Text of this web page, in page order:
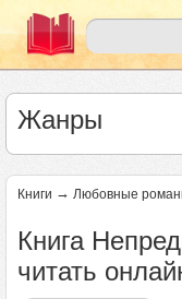
Жанры
Книги → Любовные
Книга
читать